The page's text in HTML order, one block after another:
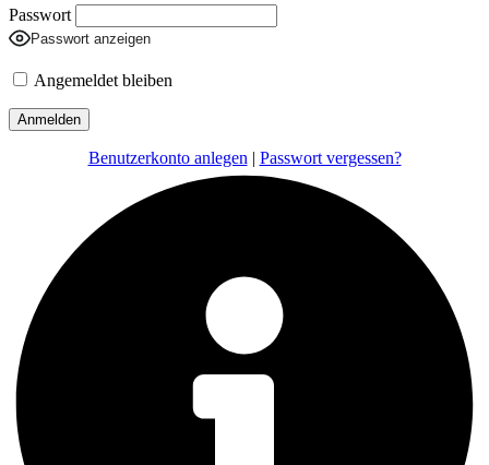
Passwort
Passwort anzeigen
Angemeldet bleiben
Benutzerkonto anlegen | Passwort vergessen?